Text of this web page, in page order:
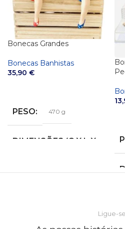
Bonecas Grandes
Bonecas Banhistas
35,90 €
PESO 470 g
DIMENSÕES (C X L X
Ligue-se